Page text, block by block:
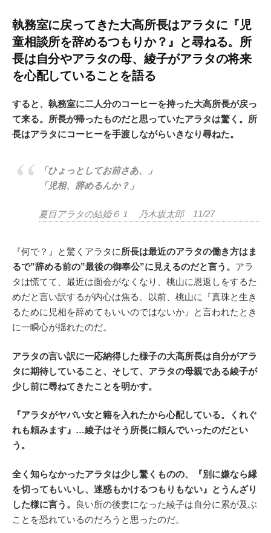
執務室に戻ってきた大高所長はアラタに『児
童相談所を辞めるつもりか？』と尋ねる。所
長は自分やアラタの母、綾子がアラタの将来
を心配していることを語る
すると、執務室に二人分のコーヒーを持った大高所長が戻っ
て来る。所長が帰ったものだと思っていたアラタは驚く。所
長はアラタにコーヒーを手渡しながらいきなり尋ねた。
「ひょっとしてお前さあ、」
「児相、辞めるんか？」
夏目アラタの結婚６１ 乃木坂太郎 11/27
『何で？』と驚くアラタに所長は最近のアラタの働き方はま
るで”辞める前の”最後の御奉公”に見えるのだと言う。 アラ
タは慌てて、最近は面会がなくなり、桃山に恩返しをするた
めだと言い訳するが内心は焦る。以前、桃山に『真珠と生き
るために児相を辞めてもいいのではないか』と言われたとき
に一瞬心が揺れたのだ。
アラタの言い訳に一応納得した様子の大高所長は自分がアラ
タに期待していること、そして、アラタの母親である綾子が
少し前に尋ねてきたことを明かす。
『アラタがヤバい女と籍を入れたから心配している。くれぐ
れも頼みます』…綾子はそう所長に頼んでいったのだとい
う。
全く知らなかったアラタは少し驚くものの、『別に嫌なら縁
を切ってもいいし、迷惑もかけるつもりもない』とうんざり
した様に言う。
良い所の後妻になった綾子は自分に累が及ぶ
ことを恐れているのだろうと思ったのだ。